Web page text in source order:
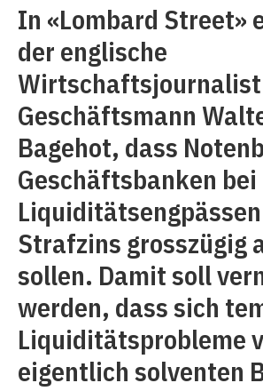
In «Lombard Street»
der englische
Wirtschaftsjournalist
Geschäftsmann
Bagehot, dass
Geschäftsbanken bei
Strafzins grosszügig
sollen. Damit soll
werden, dass sich
Liquiditätsprobleme
eigentlich solventen